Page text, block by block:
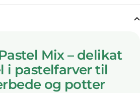
Mix – delikat
i pastelfarver til
og potter